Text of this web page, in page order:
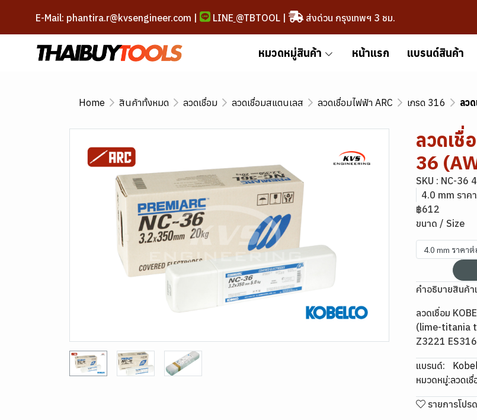
E-Mail: phantira.r@kvsengineer.com | LINE @TBTOOL| ส่งด่วน กรุงเทพฯ 3 ชม.
หมวดหมู่สินค้า หน้าแรก แบรนด์สินค้า
Home สินค้าทั้งหมด ลวดเชื่อม ลวดเชื่อมสแตนเลส ลวดเชื่อมไฟฟ้า ARC เกรด 316 ลว
ลวดเชื่
36
SKU : NC-36
4.0 mm ราค
฿612
ขนาด / Size
4.0 mm ราคา
คำอธิบายสินค้
ลวดเชื่อม
(lime-titania
Z3221
แบรนด์:
หมวดหมู่:ลวดเชื่
รายการโปรด